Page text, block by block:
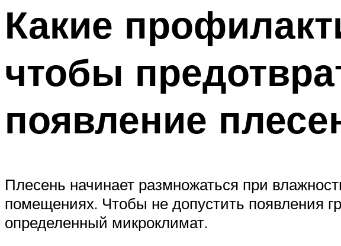
Какие
чтобы
появление
Плесень начинает размножаться при
помещениях. Чтобы не допустить появления
определенный микроклимат.